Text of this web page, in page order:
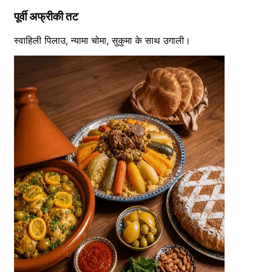
पूर्वी अफ्रीकी तट
स्वाहिली पिलाउ, न्यामा चोमा, सुकुमा के साथ उगाली।